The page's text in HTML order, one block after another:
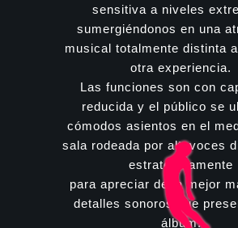
sensitiva a niveles
sumergiéndonos en una
musical totalmente distinta
otra experiencia.
Las funciones son con
reducida y el público se
cómodos asientos en el
sala rodeada por altavoces
estratégicamente
para apreciar de la mejor
detalles sonoros que
álbum.